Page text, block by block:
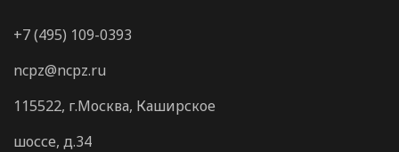
+7 (495) 109-0393
ncpz@ncpz.ru
115522, г.Москва, Каширское
шоссе, д.34